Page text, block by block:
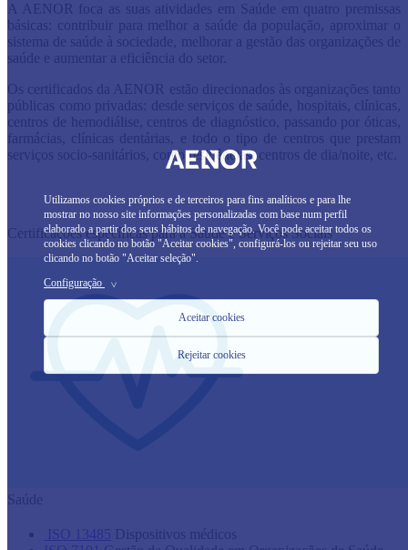
Utilizamos cookies próprios e de terceiros para fins analíticos e para lhe
mostrar no nosso site informações personalizadas com base num perfil
elaborado a partir dos seus hábitos de navegação. Você pode aceitar todos os
cookies clicando no botão "Aceitar cookies", configurá-los ou rejeitar seu uso
clicando no botão "Aceitar seleção".
Configuração
>
Aceitar cookies
Rejeitar cookies
A AENOR foca as suas atividades em Saúde em quatro premissas
básicas: contribuir para melhor a saúde da população, aproximar o
sistema de saúde à sociedade, melhorar a gestão das organizações de
saúde e aumentar a eficiência do setor.
Os certificados da AENOR estão direcionados às organizações tanto
públicas como privadas: desde serviços de saúde, hospitais, clínicas,
centros de hemodiálise, centros de diagnóstico, passando por óticas,
farmácias, clínicas dentárias, e todo o tipo de centros que prestam
serviços socio-sanitários, como residências, centros de dia/noite, etc.
Certificações específicas para a Saúde e Serviços Sociais
Saúde
​ ISO 13485​ ​ Dispositivos médicos